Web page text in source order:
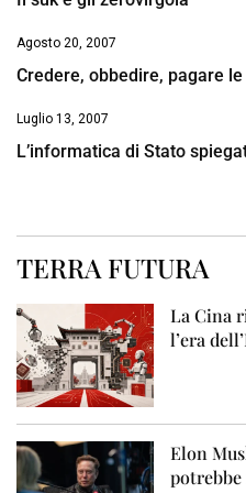
Agosto 20, 2007
Credere, obbedire, pagare
Luglio 13, 2007
L’informatica di Stato
TERRA FUTURA
La Cina
l’era
Elon